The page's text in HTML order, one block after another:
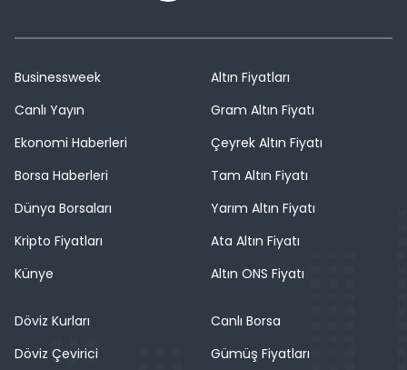
Businessweek
Canlı Yayın
Ekonomi Haberleri
Borsa Haberleri
Dünya Borsaları
Kripto Fiyatları
Künye
Altın Fiyatları
Gram Altın Fiyatı
Çeyrek Altın Fiyatı
Tam Altın Fiyatı
Yarım Altın Fiyatı
Ata Altın Fiyatı
Altın ONS Fiyatı
Döviz Kurları
Döviz Çevirici
Canlı Borsa
Gümüş Fiyatları